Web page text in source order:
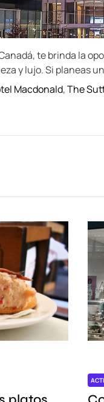
te brinda la
y lujo. Si planeas
Macdonald,The